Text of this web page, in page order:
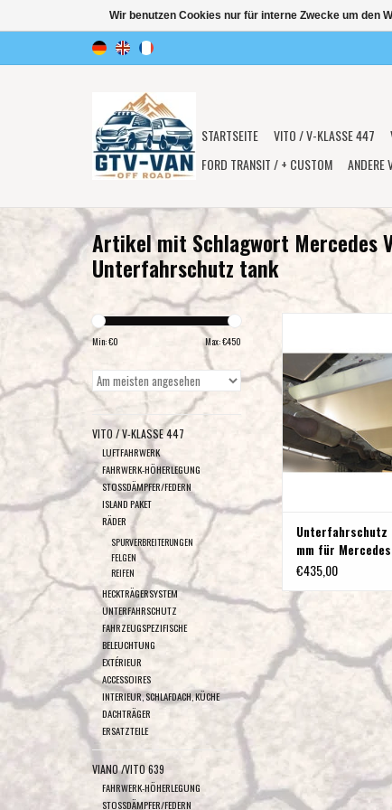
STARTSEITE VITO / V-KLASSE 447
FORD TRANSIT / + CUSTOM
ANDERE
Artikel mit Schlagwort Mercedes
Unterfahrschutz tank
Min: €0 Max: €450
VITO / V-KLASSE 447
LUFTFAHRWERK
FAHRWERK-HÖHERLEGUNG
STOSSDÄMPFER/FEDERN
ISLAND PAKET
RÄDER
SPURVERBREITERUNGEN
FELGEN
REIFEN
HECKTRÄGERSYSTEM
UNTERFAHRSCHUTZ
FAHRZEUGSPEZIFISCHE
BELEUCHTUNG
EXTÉRIEUR
ACCESSOIRES
INTERIEUR, SCHLAFDACH, KÜCHE
DACHTRÄGER
ERSATZTEILE
VIANO /VITO 639
FAHRWERK-HÖHERLEGUNG
STOSSDÄMPFER/FEDERN
ZUM WARENKORB
Unterfahrschutz
mm für
€435,00
Wir benutzen Cookies nur für interne Zwecke um den